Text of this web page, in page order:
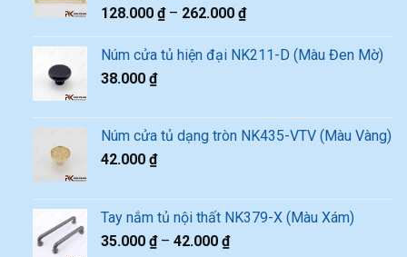
128.000 ₫– 262.000 ₫
Núm cửa tủ hiện đại NK211-D (Màu Đen Mờ)
38.000 ₫
Núm cửa tủ dạng tròn NK435-VTV (Màu Vàng)
42.000 ₫
Tay nắm tủ nội thất NK379-X (Màu Xám)
35.000 ₫– 42.000 ₫